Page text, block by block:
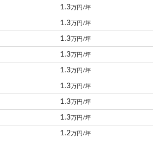
1.3万円/坪
1.3万円/坪
1.3万円/坪
1.3万円/坪
1.3万円/坪
1.3万円/坪
1.3万円/坪
1.3万円/坪
1.2万円/坪